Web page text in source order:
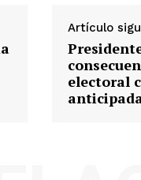
Artículo
electoral